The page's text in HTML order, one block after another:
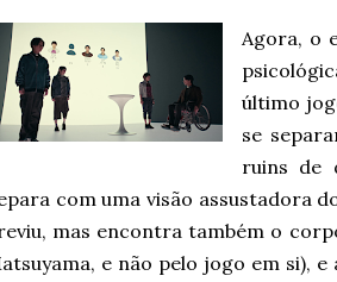
Agora, o
último
se
ruins de
com uma visão assustadora
mas encontra também o
e não pelo jogo em si),